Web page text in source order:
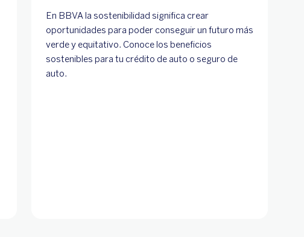
En BBVA la sostenibilidad significa crear
oportunidades para poder conseguir un futuro más
verde y equitativo. Conoce los beneficios
sostenibles para tu crédito de auto o seguro de
auto.